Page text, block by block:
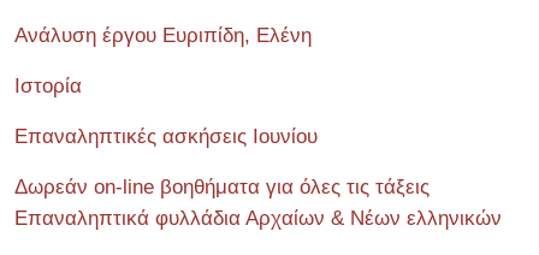
Ανάλυση έργου Ευριπίδη, Ελένη
Ιστορία
Επαναληπτικές ασκήσεις Ιουνίου
Δωρεάν on-line βοηθήματα για όλες τις τάξεις
Επαναληπτικά φυλλάδια Αρχαίων & Νέων ελληνικών